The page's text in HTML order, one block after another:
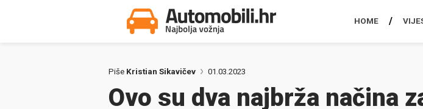
HOME
Piše Kristian Sikavičev 01.03.2023
Ovo su dva najbrža načina